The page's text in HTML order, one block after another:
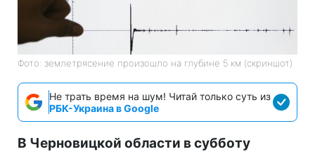
Фото: землетрясение произошло на глубине 5 км (скриншот)
Не трать время на шум! Читай только суть из
РБК-Украина в Google
В Черновицкой области в субботу